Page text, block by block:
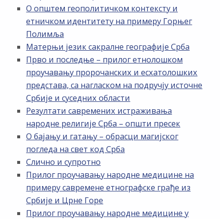
О општем геополитичком контексту и
етничком идентитету на примеру Горњег
Полимља
Матерњи језик сакралне географије Срба
Прво и последње – прилог етнолошком
проучавању пророчанских и есхатолошких
представа, са нагласком на подручју источне
Србије и суседних области
Резултати савремених истраживања
народне религије Срба – општи пресек
О бајању и гатању – обрасци магијског
погледа на свет код Срба
Слично и супротно
Прилог проучавању народне медицине на
примеру савремене етнографске грађе из
Србије и Црне Горе
Прилог проучавању народне медицине у